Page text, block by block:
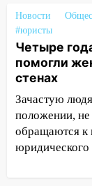
10:27
Где
днем 6
10:16
10:00 В
51-
09:50 В
застрял в
Новости
#юристы
Четыре
помогли
стенах
Зачастую
положении, не
обращаются к